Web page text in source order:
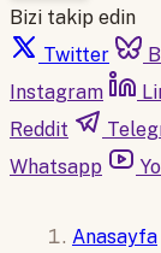
Bizi takip edin
Twitter
Instagram
Reddit
Whatsapp
Anasayfa